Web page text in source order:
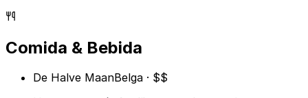
Comida & Bebida
De Halve MaanBelga · $$